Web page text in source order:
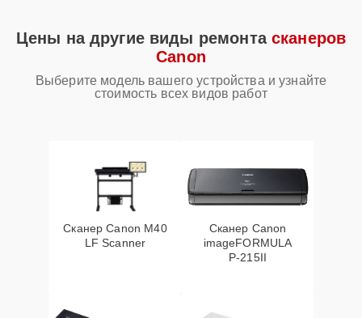
Цены на другие виды ремонта сканеров
Canon
Выберите модель вашего устройства и узнайте
стоимость всех видов работ
Сканер Canon M40
LF Scanner
Сканер Canon
imageFORMULA
P‑215II